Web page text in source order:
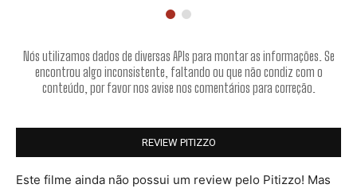
Nós utilizamos dados de diversas APIs para montar as informações. Se
encontrou algo inconsistente, faltando ou que não condiz com o
conteúdo, por favor nos avise nos comentários para correção.
REVIEW PITIZZO
Este filme ainda não possui um review pelo Pitizzo! Mas